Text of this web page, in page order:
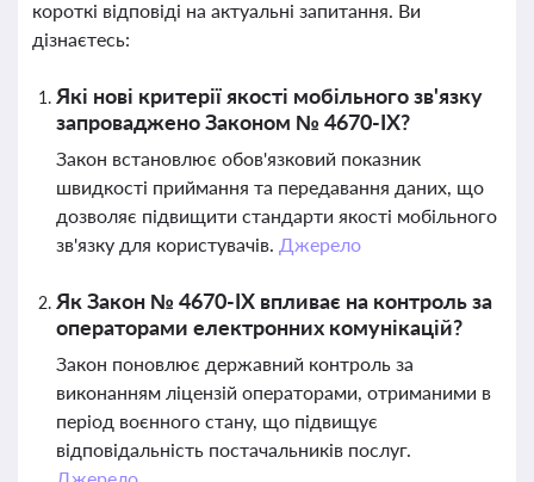
короткі відповіді на актуальні запитання. Ви
дізнаєтесь:
Які нові критерії якості мобільного зв'язку
запроваджено Законом № 4670-ІХ?
Закон встановлює обов'язковий показник
швидкості приймання та передавання даних, що
дозволяє підвищити стандарти якості мобільного
зв'язку для користувачів. Джерело
Як Закон № 4670-ІХ впливає на контроль за
операторами електронних комунікацій?
Закон поновлює державний контроль за
виконанням ліцензій операторами, отриманими в
період воєнного стану, що підвищує
відповідальність постачальників послуг.